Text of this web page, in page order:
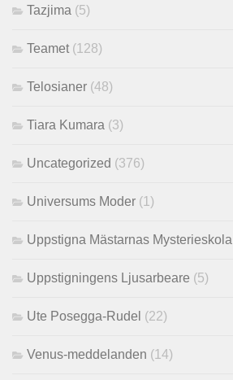
Tazjima (5)
Teamet(128)
Telosianer (48)
Tiara Kumara (3)
Uncategorized (376)
Universums Moder (1)
Uppstigna Mästarnas Mysterieskola
Uppstigningens Ljusarbeare (5)
Ute Posegga-Rudel (22)
Venus-meddelanden (14)